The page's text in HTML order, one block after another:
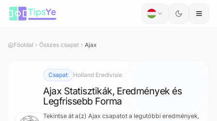
Ugrás a tartalomra
Főoldal Összes csapat Ajax
Csapat Holland Eredivisie
Ajax Statisztikák, Eredmények és
Legfrissebb Forma
Tekintse át a(z) Ajax csapatot a legutóbbi eredmények,